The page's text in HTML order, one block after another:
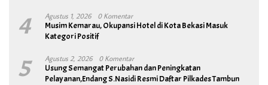
4 Agustus 1, 2026 0 Komentar
Musim Kemarau, Okupansi Hotel di Kota Bekasi Masuk
Kategori Positif
5 Agustus 2, 2026 0 Komentar
Usung Semangat Perubahan dan Peningkatan
Pelayanan,Endang S.Nasidi Resmi Daftar Pilkades Tambun